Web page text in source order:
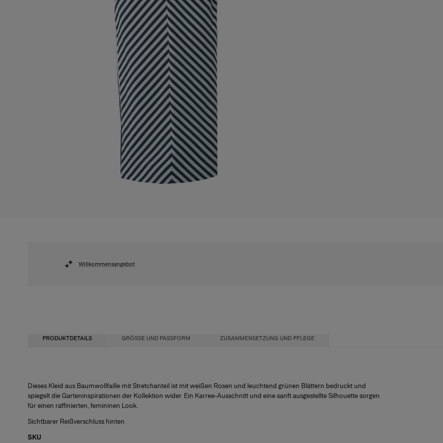
Willkommensangebot
PRODUKTDETAILS GRÖSSE UND PASSFORM ZUSAMMENSETZUNG UND PFLEGE
Dieses Kleid aus Baumwollfaille mit Stretchanteil ist mit weißen Rosen und leuchtend grünen Blättern bedruckt und
spiegelt die Garteninspirationen der Kollektion wider. Ein Karree-Ausschnitt und eine sanft ausgestellte Silhouette sorgen
für einen raffinierten, femininen Look.
Sichtbarer Reißverschluss hinten
SKU
Waschanleitung